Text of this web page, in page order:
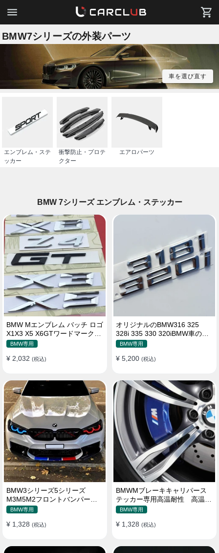
BMW7シリーズの外装パーツ
車を選び直す
エンブレム・ステ
ッカー
衝撃防止・プロテ
クター
エアロパーツ
BMW 7シリーズ エンブレム・ステッカー
BMW Mエンブレム バッチ ロゴ
X1X3 X5 X6GTワードマーク
GTシリーズXシリーズリアラベ
BMW専用
¥ 2,032 (税込)
オリジナルのBMW316 325
328i 335 330 320iBMW車のラ
ベルステッカー エンブレム バ
BMW専用
¥ 5,200 (税込)
BMW3シリーズ5シリーズ
M3M5M2フロントバンパース
テッカースクラッチカバー修正
BMW専用
¥ 1,328 (税込)
BMWMブレーキキャリパース
テッカー専用高温耐性 高温プ
レミアムキャストビニール
BMW専用
¥ 1,328 (税込)